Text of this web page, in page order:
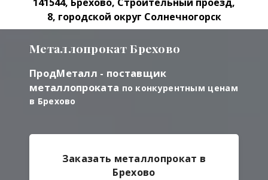
8, городской округ Солнечногорск
МеталлопрокатБрехово
ПродМеталл - поставщик
металлопроката по конкурентным ценам
в Брехово
Заказать металлопрокат в
Брехово